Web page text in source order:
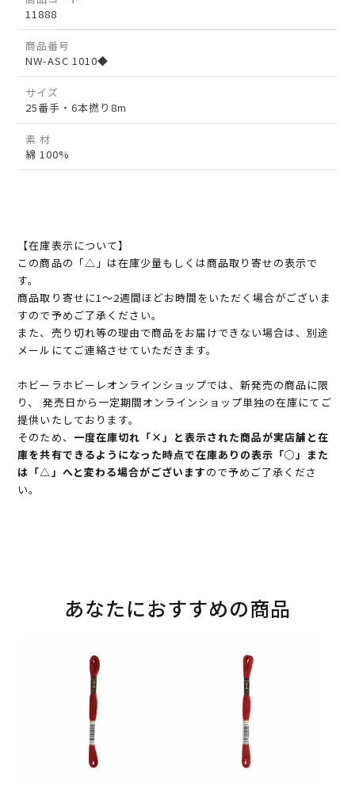
11888
商品番号
NW-ASC 1010◆
サイズ
25番手・6本撚り8m
素 材
綿 100%
【在庫表示について】
この商品の「△」は在庫少量もしくは商品取り寄せの表示で
す。
商品取り寄せに1～2週間ほどお時間をいただく場合がございま
すので予めご了承ください。
また、売り切れ等の理由で商品をお届けできない場合は、別途
メールにてご連絡させていただきます。
ホビーラホビーレオンラインショップでは、新発売の商品に限
り、 発売日から一定期間オンラインショップ単独の在庫にてご
提供いたしております。
そのため、 一度在庫切れ「×」と表示された商品が実店舗と在
庫を共有できるようになった時点で在庫ありの表示「○」また
は「△」へと変わる場合がございますので予めご了承くださ
い。
あなたにおすすめの商品